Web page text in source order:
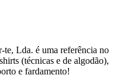
te, Lda. é uma referência no
(técnicas e de algodão),
e fardamento!